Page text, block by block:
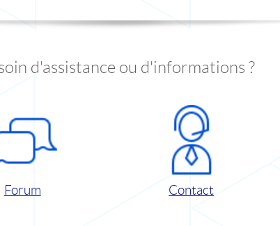
d'assistance ou d'informations ?
Forum Contact